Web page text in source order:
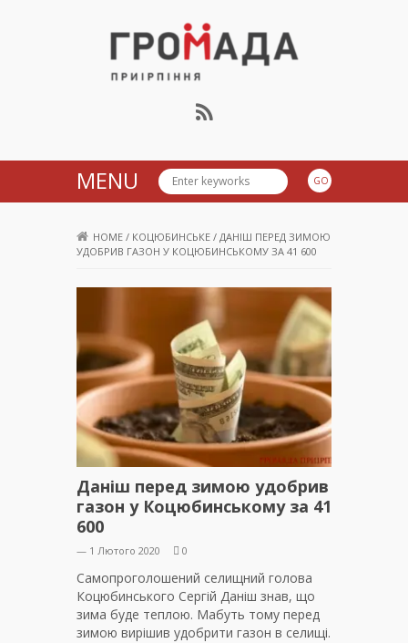
Громада Приірпіння
MENU
HOME / КОЦЮБИНСЬКЕ / ДАНІШ ПЕРЕД ЗИМОЮ
УДОБРИВ ГАЗОН У КОЦЮБИНСЬКОМУ ЗА 41 600
Даніш перед зимою удобрив
газон у Коцюбинському за 41
600
— 1 Лютого 2020 0
Самопроголошений селищний голова
Коцюбинського Сергій Даніш знав, що
зима буде теплою. Мабуть тому перед
зимою вирішив удобрити газон в селищі.